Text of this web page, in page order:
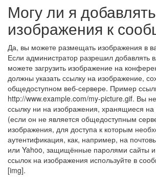
Могу ли я добавлять
изображения к
Да, вы можете размещать изображения в
Если администратор разрешил добавлять
можете загрузить изображение на
должны указать ссылку на изображение,
общедоступном веб-сервере. Пример
http://www.example.com/my-picture.gif. Вы
ссылку ни на изображения, хранящиеся
(если он не является общедоступным
изображения, для доступа к которым
аутентификация, как, например, на
или Yahoo, защищённые паролями сайты и
ссылок на изображения используйте в
[img].